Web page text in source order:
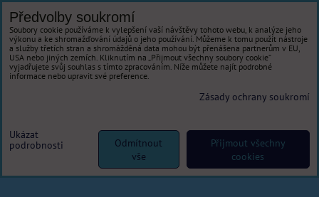
Předvolby soukromí
Soubory cookie používáme k vylepšení vaší návštěvy tohoto webu, k analýze jeho
výkonu a ke shromažďování údajů o jeho používání. Můžeme k tomu použít nástroje
a služby třetích stran a shromážděná data mohou být přenášena partnerům v EU,
USA nebo jiných zemích. Kliknutím na „Přijmout všechny soubory cookie“
vyjadřujete svůj souhlas s tímto zpracováním. Níže můžete najít podrobné
informace nebo upravit své preference.
Zásady ochrany soukromí
Ukázat
podrobnosti
Přijmout všechny
cookies
Odmítnout
vše